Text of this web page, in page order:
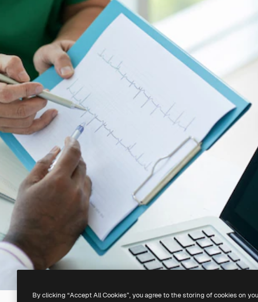
By clicking “Accept All Cookies”, you agree to the storing of cookies on